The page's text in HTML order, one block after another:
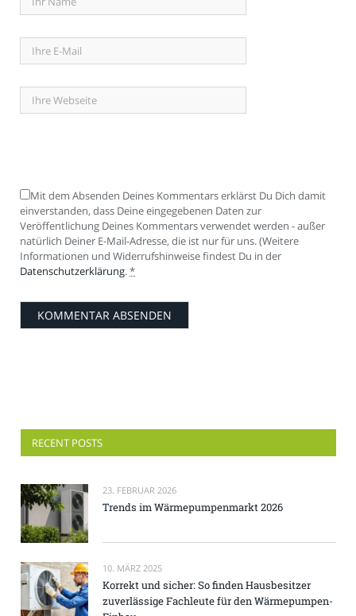
Mit dem Absenden Deines Kommentars erklärst Du Dich damit
einverstanden, dass Deine eingegebenen Daten zur
Veröffentlichung Deines Kommentars verwendet werden - außer
natürlich Deiner E-Mail-Adresse, die ist nur für uns. (Weitere
Informationen und Widerrufshinweise findest Du in der
Datenschutzerklärung.*
RECENT POSTS
23. FEBRUAR 2026
Trends im Wärmepumpenmarkt 2026
10. MÄRZ 2025
Korrekt und sicher: So finden Hausbesitzer
zuverlässige Fachleute für den Wärmepumpen-